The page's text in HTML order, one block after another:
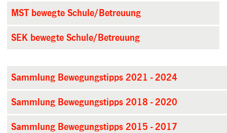
MST bewegte Schule/Betreuung
SEK bewegte Schule/Betreuung
Sammlung Bewegungstipps 2021 - 2024
Sammlung Bewegungstipps 2018 - 2020
Sammlung Bewegungstipps 2015 - 2017